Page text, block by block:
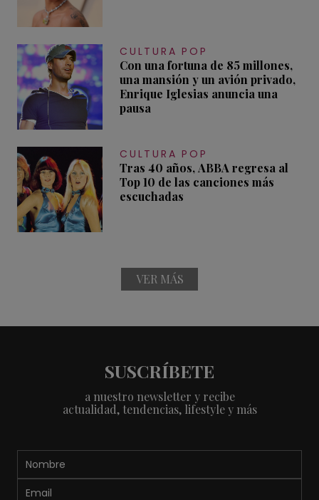
CULTURA POP
Con una fortuna de 85 millones,
una mansión y un avión privado,
Enrique Iglesias anuncia una
pausa
CULTURA POP
Tras 40 años, ABBA regresa al
Top 10 de las canciones más
escuchadas
VER MÁS
SUSCRÍBETE
a nuestro newsletter y recibe
actualidad, tendencias, lifestyle y más